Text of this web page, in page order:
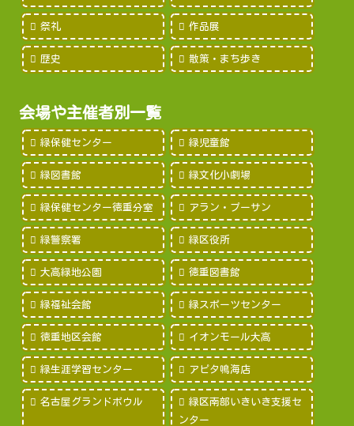
祭礼 作品展
歴史 散策・まち歩き
会場や主催者別一覧
緑保健センター 緑児童館
緑図書館 緑文化小劇場
緑保健センター徳重分室 アラン・プーサン
緑警察署 緑区役所
大高緑地公園 徳重図書館
緑福祉会館 緑スポーツセンター
徳重地区会館 イオンモール大高
緑生涯学習センター アピタ鳴海店
名古屋グランドボウル
緑区南部いきいき支援セ
ンター